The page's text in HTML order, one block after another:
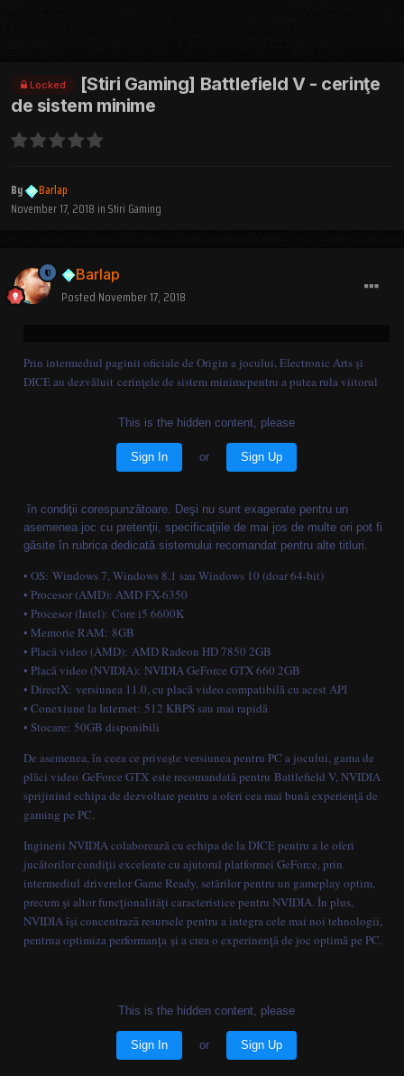
Locked
[Stiri Gaming] Battlefield V - cerinţe
de sistem minime
By
Barlap
November 17, 2018 inStiri Gaming
Barlap
Posted November 17, 2018
Prin intermediul paginii oficiale de Origin a jocului, Electronic Arts şi
DICE au dezvăluit cerinţele de sistem minimepentru a putea rula viitorul
This is the hidden content, please
Sign In or Sign Up
în condiţii corespunzătoare. Deşi nu sunt exagerate pentru un
asemenea joc cu pretenţii, specificaţiile de mai jos de multe ori pot fi
găsite în rubrica dedicată sistemului recomandat pentru alte titluri.
• OS: Windows 7, Windows 8.1 sau Windows 10 (doar 64-bit)
• Procesor (AMD): AMD FX-6350
• Procesor (Intel): Core i5 6600K
• Memorie RAM: 8GB
• Placă video (AMD): AMD Radeon HD 7850 2GB
• Placă video (NVIDIA): NVIDIA GeForce GTX 660 2GB
• DirectX: versiunea 11.0, cu placă video compatibilă cu acest API
• Conexiune la Internet: 512 KBPS sau mai rapidă
• Stocare: 50GB disponibili
De asemenea, în ceea ce priveşte versiunea pentru PC a jocului, gama de
plăci video GeForce GTX este recomandată pentru Battlefield V, NVIDIA
sprijinind echipa de dezvoltare pentru a oferi cea mai bună experienţă de
gaming pe PC.
Inginerii NVIDIA colaborează cu echipa de la DICE pentru a le oferi
jucătorilor condiţii excelente cu ajutorul platformei GeForce, prin
intermediul driverelor Game Ready, setărilor pentru un gameplay optim,
precum şi altor funcţionalităţi caracteristice pentru NVIDIA. În plus,
NVIDIA îşi concentrază resursele pentru a integra cele mai noi tehnologii,
pentrua optimiza performanţa şi a crea o experinenţă de joc optimă pe PC.
This is the hidden content, please
Sign In or Sign Up